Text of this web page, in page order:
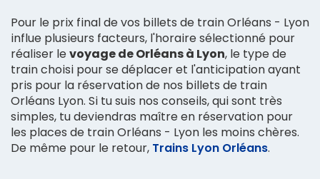
Pour le prix final de vos billets de train Orléans - Lyon
influe plusieurs facteurs, l'horaire sélectionné pour
réaliser levoyage de Orléans à Lyon, le type de
train choisi pour se déplacer et l'anticipation ayant
pris pour la réservation de nos billets de train
Orléans Lyon. Si tu suis nos conseils, qui sont très
simples, tu deviendras maître en réservation pour
les places de train Orléans - Lyon les moins chères.
De même pour le retour, Trains Lyon Orléans.